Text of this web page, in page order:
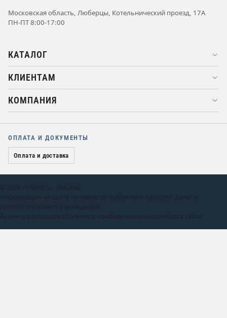
Московская область, Люберцы, Котельнический проезд, 17А
ПН-ПТ 8:00-17:00
КАТАЛОГ
КЛИЕНТАМ
КОМПАНИЯ
ОПЛАТА И ДОКУМЕНТЫ
Оплата и доставка
© 2026 rti-land.ru · Москва
Информация на сайте не является публичной офертой. Цены и
остатки уточняйте у менеджера.
Акции и распродажаПолитика конфиденциальностиКарта сайта